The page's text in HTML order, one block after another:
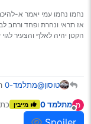
נחמו נחמו עמי יאמר א-
אז תראי ונהרת ופחד ורחב
הקטן יהיה לאלף והצעיר
טוסון@מתלמד-0
מ
מנותק
מתלמד 0 מייבין